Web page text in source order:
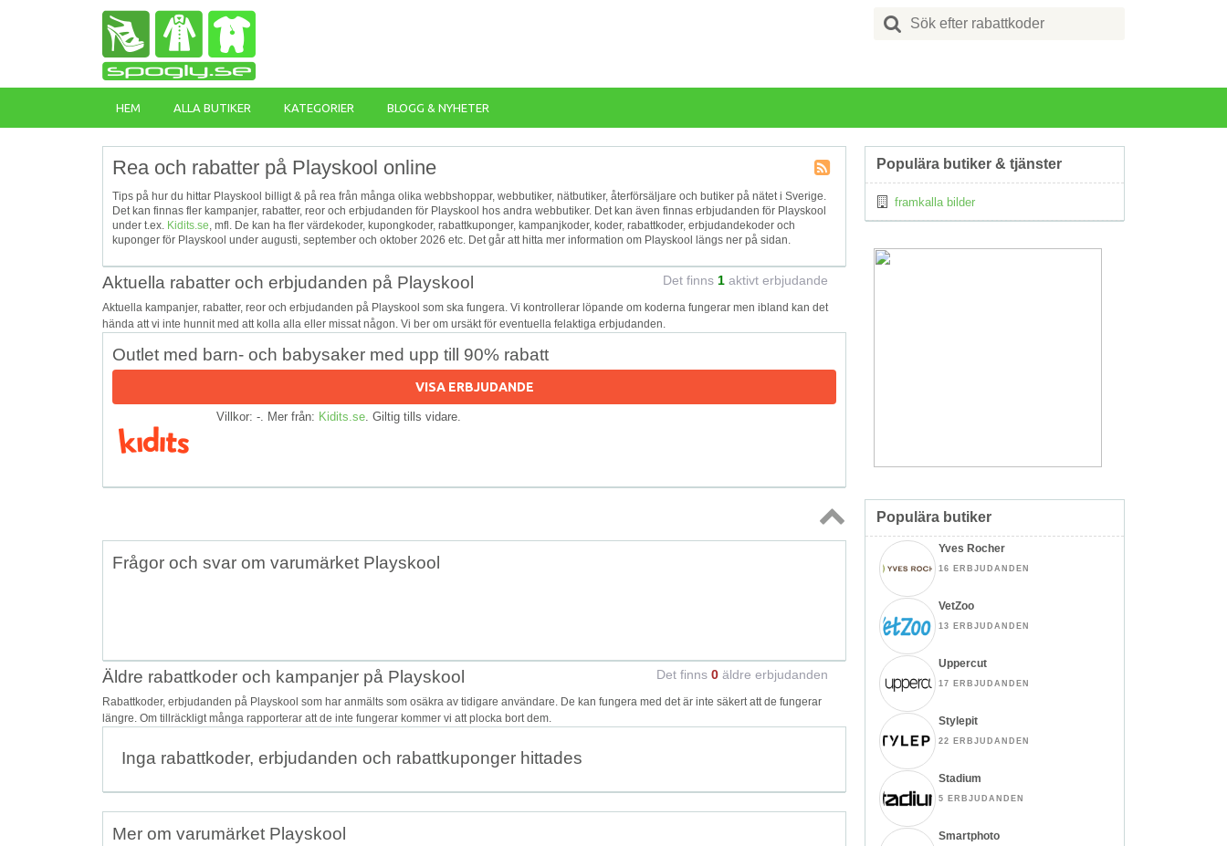
Search
for:
HEM ALLA BUTIKER KATEGORIER BLOGG & NYHETER
Tagg
Rea och rabatter på Playskool online
Tips på hur du hittar Playskool billigt & på rea från många olika webbshoppar, webbutiker, nätbutiker, återförsäljare och butiker på nätet i Sverige.
Det kan finnas fler kampanjer, rabatter, reor och erbjudanden för Playskool hos andra webbutiker. Det kan även finnas erbjudanden för Playskool
under t.ex. Kidits.se, mfl. De kan ha fler värdekoder, kupongkoder, rabattkuponger, kampanjkoder, koder, rabattkoder, erbjudandekoder och
kuponger för Playskool under augusti, september och oktober 2026 etc. Det går att hitta mer information om Playskool längs ner på sidan.
Aktuella rabatter och erbjudanden på Playskool Det finns 1 aktivt erbjudande
Aktuella kampanjer, rabatter, reor och erbjudanden på Playskool som ska fungera. Vi kontrollerar löpande om koderna fungerar men ibland kan det
hända att vi inte hunnit med att kolla alla eller missat någon. Vi ber om ursäkt för eventuella felaktiga erbjudanden.
Outlet med barn- och babysaker med upp till 90% rabatt
VISA ERBJUDANDE
Villkor: -. Mer från: Kidits.se . Giltig tills vidare.
Topp
Frågor och svar om varumärket Playskool
Äldre rabattkoder och kampanjer på Playskool Det finns 0 äldre erbjudanden
Rabattkoder, erbjudanden på Playskool som har anmälts som osäkra av tidigare användare. De kan fungera med det är inte säkert att de fungerar
längre. Om tillräckligt många rapporterar att de inte fungerar kommer vi att plocka bort dem.
Inga rabattkoder, erbjudanden och rabattkuponger hittades
Mer om varumärket Playskool
Populära butiker & tjänster
framkalla bilder
Populära butiker
Yves Rocher
16 ERBJUDANDEN
VetZoo
13 ERBJUDANDEN
Uppercut
17 ERBJUDANDEN
Stylepit
22 ERBJUDANDEN
Stadium
5 ERBJUDANDEN
Smartphoto